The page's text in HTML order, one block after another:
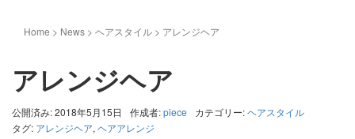
Home > News > ヘアスタイル > アレンジヘア
アレンジヘア
公開済み: 2018年5月15日 作成者:piece カテゴリー:ヘアスタイル
タグ: アレンジヘア, ヘアアレンジ